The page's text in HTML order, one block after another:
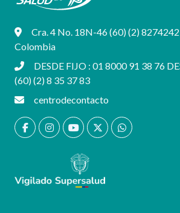
Cra. 4 No. 18N-46 (60) (2)
Colombia
DESDE FIJO : 01 8000 91 38 76
(60) (2) 8 35 37 83
centrodecontacto